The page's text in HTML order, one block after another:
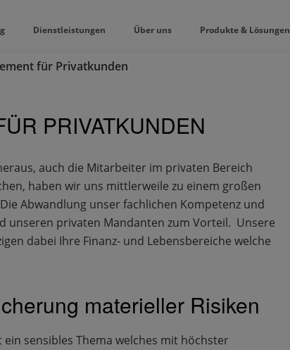
Dienstleistungen Über uns Produkte & Lösungen
für Privatkunden
PRIVATKUNDEN
auch die Mitarbeiter im privaten Bereich
haben wir uns mittlerweile zu einem großen
Abwandlung unser fachlichen Kompetenz und
unseren privaten Mandanten zum Vorteil. Unsere
dabei Ihre Finanz- und Lebensbereiche welche
materieller Risiken
sensibles Thema welches mit höchster